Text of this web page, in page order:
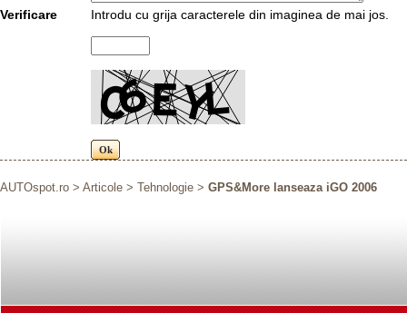
Verificare Introdu cu grija caracterele din imaginea de mai jos.
AUTOspot.ro > Articole > Tehnologie > GPS&More lanseaza iGO 2006